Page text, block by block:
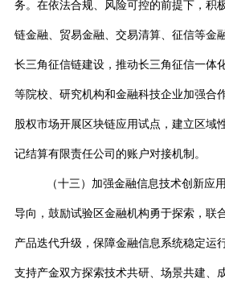
务。在依法合规、风险可控的前提下，积
链金融、贸易金融、交易清算、征信等金
长三角征信链建设，推动长三角征信一体
等院校、研究机构和金融科技企业加强合
股权市场开展区块链应用试点，建立区域
记结算有限责任公司的账户对接机制。
（十三）加强金融信息技术创新应
导向，鼓励试验区金融机构勇于探索，联
产品迭代升级，保障金融信息系统稳定运
支持产金双方探索技术共研、场景共建、